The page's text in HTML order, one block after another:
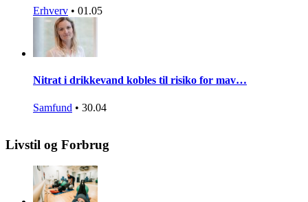
Erhverv • 01.05
Nitrat i drikkevand kobles til risiko for mav…
Samfund • 30.04
Livstil og Forbrug